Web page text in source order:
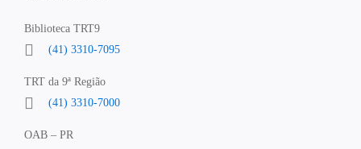
Biblioteca TRT9
(41) 3310-7095
TRT da 9ª Região
(41) 3310-7000
OAB – PR